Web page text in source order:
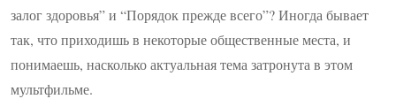
залог здоровья” и “Порядок прежде всего”? Иногда бывает
так, что приходишь в некоторые общественные места, и
понимаешь, насколько актуальная тема затронута в этом
мультфильме.